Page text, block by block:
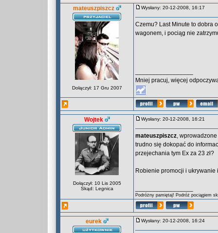
mateuszpiszcz
Dołączył: 17 Gru 2007
Wysłany: 20-12-2008, 16:17
Czemu? Last Minute to dobra
wagonem, i pociąg nie
Mniej pracuj, więcej
Wojtek
Dołączył: 10 Lis 2005
Skąd: Legnica
Wysłany: 20-12-2008, 16:21
mateuszpiszcz,
trudno się dokopać do
przejechania tym Ex za 23 zł?
Robienie promocji i ukrywanie
Podróżny pamiętaj! Podróż pociągiem
eurek Wysłany: 20-12-2008, 16:24